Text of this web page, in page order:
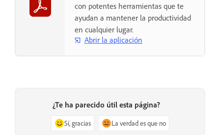
con potentes herramientas que te
ayudan a mantener la productividad
en cualquier lugar.
Abrir la aplicación
¿Te ha parecido útil esta página?
Sí, gracias La verdad es que no